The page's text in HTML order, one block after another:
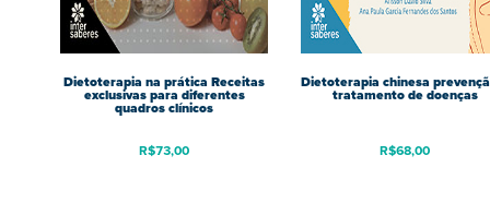
Dietoterapia na prática Receitas
exclusivas para diferentes
quadros clínicos
R$73,00
Dietoterapia chinesa
tratamento de doenças
R$68,00